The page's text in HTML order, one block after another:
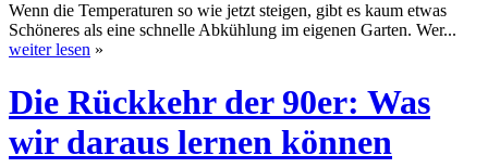
Wenn die Temperaturen so wie jetzt steigen, gibt es kaum etwas
Schöneres als eine schnelle Abkühlung im eigenen Garten. Wer...
weiter lesen »
Die Rückkehr der 90er: Was
wir daraus lernen können